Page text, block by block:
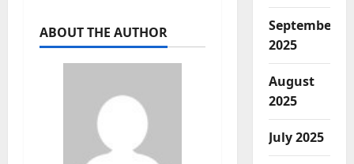
ABOUT THE AUTHOR
September
2025
August
2025
July 2025